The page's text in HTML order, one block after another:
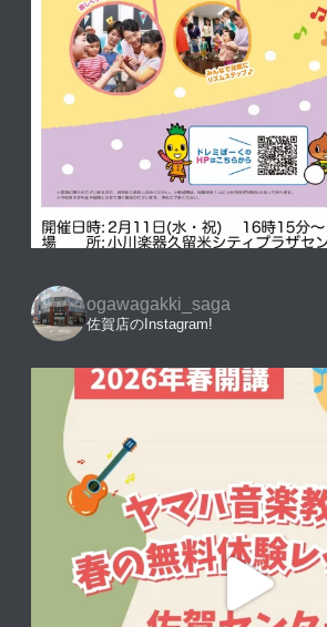
ogawagakki_saga
佐賀店のInstagram!